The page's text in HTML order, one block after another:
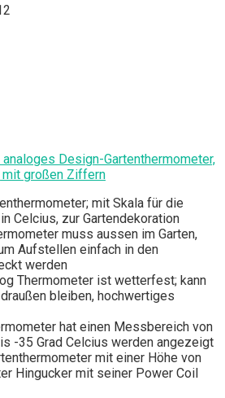
Design-Gartenthermometer,
großen Ziffern
mit Skala für die
Celcius, zur Gartendekoration
muss aussen im Garten,
Aufstellen einfach in den
werden
Thermometer ist wetterfest; kann
bleiben, hochwertiges
hat einen Messbereich von
-35 Grad Celcius werden angezeigt
mit einer Höhe von
Hingucker mit seiner Power Coil